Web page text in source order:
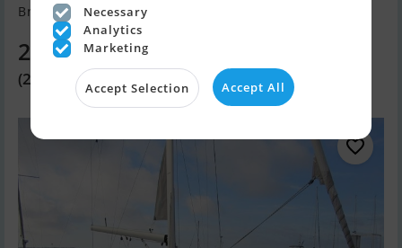
Breege, Tyskland
2.037.980 DKK
(273.000 EUR)
Necessary
Analytics
Marketing
Accept Selection Accept All